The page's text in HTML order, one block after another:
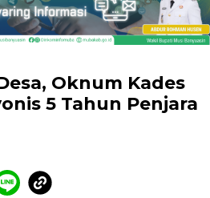
Oknum Kades
5 Tahun Penjara